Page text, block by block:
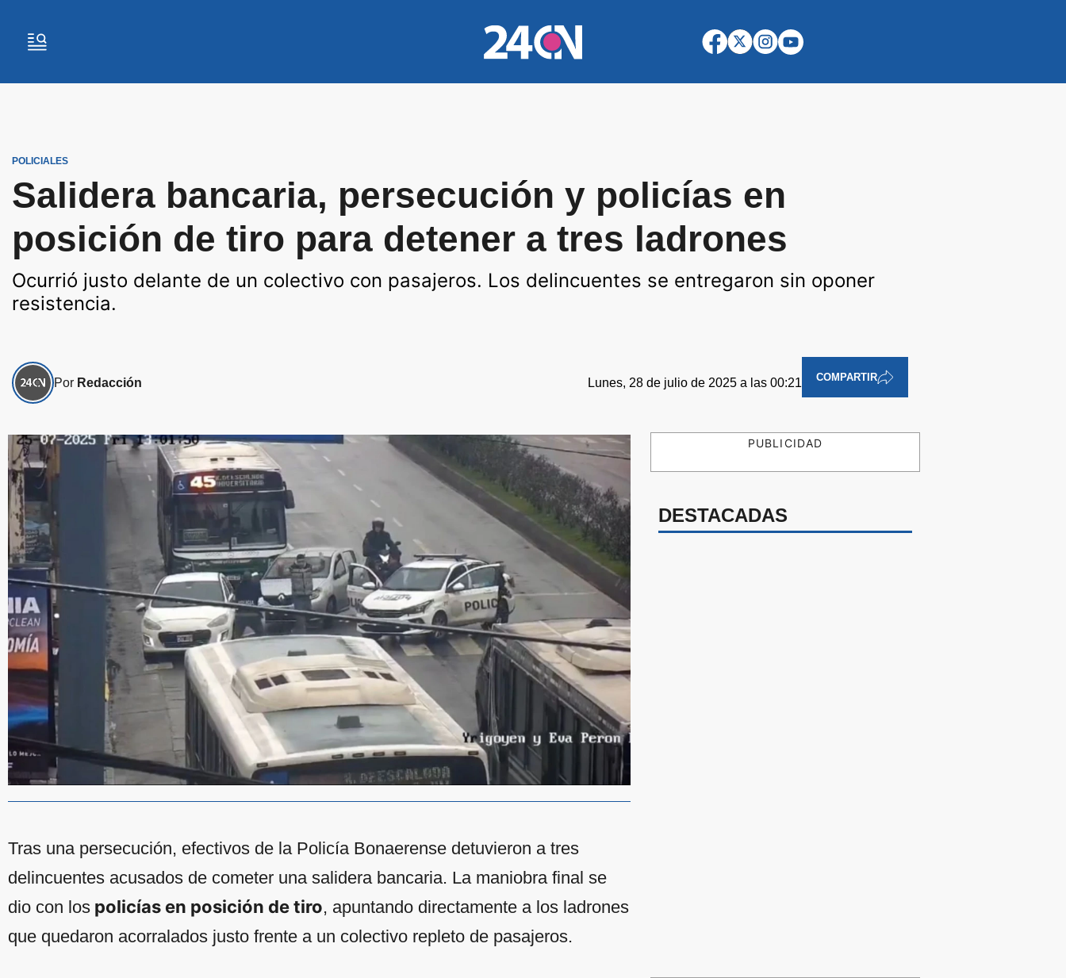
POLICIALES
Salidera bancaria, persecución y policías en
posición de tiro para detener a tres ladrones
Ocurrió justo delante de un colectivo con pasajeros. Los delincuentes se entregaron sin oponer
resistencia.
Por Redacción Lunes, 28 de julio de 2025 a las 00:21 COMPARTIR
Tras una persecución, efectivos de la Policía Bonaerense detuvieron a tres
delincuentes acusados de cometer una salidera bancaria. La maniobra final se
dio con los policías en posición de tiro, apuntando directamente a los ladrones
que quedaron acorralados justo frente a un colectivo repleto de pasajeros.
PUBLICIDAD
DESTACADAS